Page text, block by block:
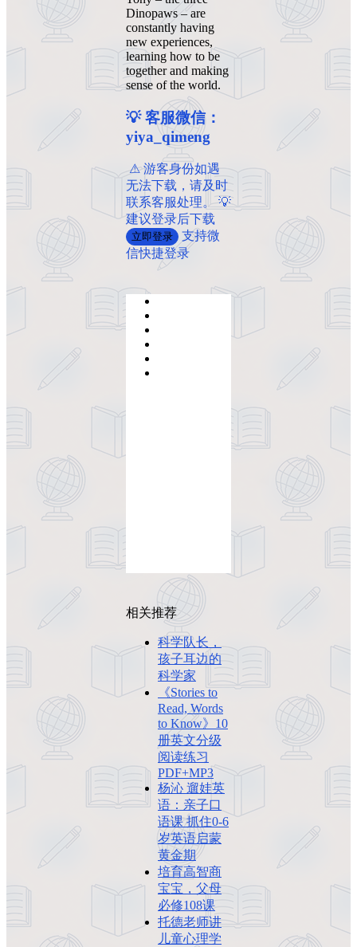
Dinopaws – are
constantly having
new experiences,
learning how to be
together and making
sense of the world.
💡 客服微信：
yiya_qimeng
️ ️⚠ 游客身份如遇
无法下载，请及时
联系客服处理。 💡
建议登录后下载
立即登录
支持微
信快捷登录
相关推荐
科学队长，
孩子耳边的
科学家
《Stories to
Read, Words
to Know》10
册英文分级
阅读练习
PDF+MP3
杨沁 遛娃英
语：亲子口
语课 抓住0-6
岁英语启蒙
黄金期
培育高智商
宝宝，父母
必修108课
托德老师讲
儿童心理学